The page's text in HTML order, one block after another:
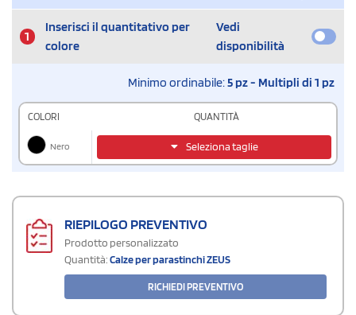
1
Inserisci il quantitativo per
colore
Vedi
disponibilità
Minimo ordinabile:5 pz - Multipli di 1 pz
COLORI QUANTITÀ
Nero Seleziona taglie
RIEPILOGO PREVENTIVO
Prodotto personalizzato
Quantità:Calze per parastinchi ZEUS
RICHIEDI PREVENTIVO